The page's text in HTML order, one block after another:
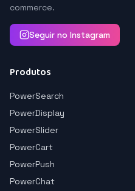
commerce.
Seguir no Instagram
Produtos
PowerSearch
PowerDisplay
PowerSlider
PowerCart
PowerPush
PowerChat